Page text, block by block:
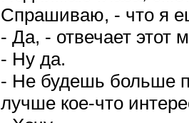
Спрашиваю, - что я
- Да, - отвечает этот
- Ну да.
- Не будешь больше
лучше кое-что